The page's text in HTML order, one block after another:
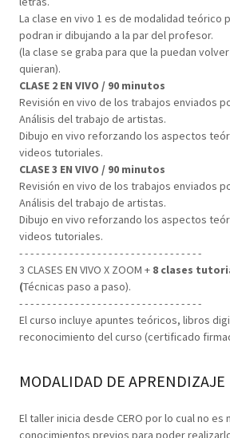
La clase en vivo 1 es de modalidad teórico
podran ir dibujando a la par del profesor.
(la clase se graba para que la puedan
quieran).
CLASE 2 EN VIVO / 90 minutos
Revisión en vivo de los trabajos enviados
Análisis del trabajo de artistas.
Dibujo en vivo reforzando los aspectos
videos tutoriales.
CLASE 3 EN VIVO / 90 minutos
Revisión en vivo de los trabajos enviados
Análisis del trabajo de artistas.
Dibujo en vivo reforzando los aspectos
videos tutoriales.
- - - - - - - - - - - - - - - - - - - - - - - - - - - - - - - - -
3 CLASES EN VIVO X ZOOM + 8 clases
(Técnicas paso a paso).
- - - - - - - - - - - - - - - - - - - - - - - - - - - - - - - - -
El curso incluye apuntes teóricos, libros
reconocimiento del curso (certificado
MODALIDAD DE APRENDIZAJE
El taller inicia desde CERO por lo cual no es
conocimientos previos para poder